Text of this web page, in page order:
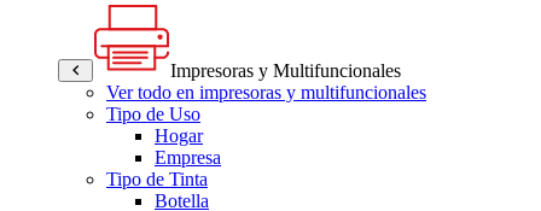
Impresoras y Multifuncionales
Ver todo en impresoras y multifuncionales
Tipo de Uso
Hogar
Empresa
Tipo de Tinta
Botella